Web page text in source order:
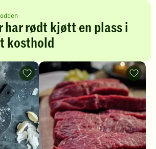
har rødt kjøtt en plass i
kosthold
Dry
aged
-
legg
til
favoritter
steke
biff
til
mange
-
legg
til